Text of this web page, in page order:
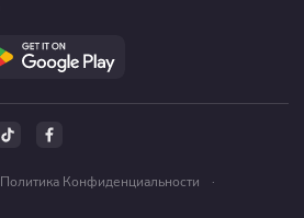
Политика Конфиденциальности
·